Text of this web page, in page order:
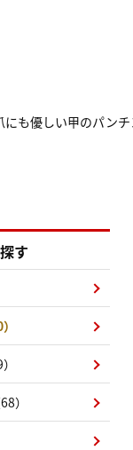
も優しい甲のパン
す
）